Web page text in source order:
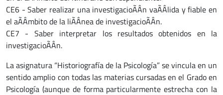
CE6 - Saber realizar una investigacioÃÂn vaÃÂlida y fiable en
el aÃÂmbito de la liÃÂnea de investigacioÃÂn.
CE7 - Saber interpretar los resultados obtenidos en la
investigacioÃÂn.
La asignatura “Historiografía de la Psicología” se vincula en un
sentido amplio con todas las materias cursadas en el Grado en
Psicología (aunque de forma particularmente estrecha con la